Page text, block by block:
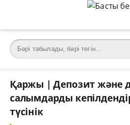
Қаржы | Депозит және
салымдарды
түсінік